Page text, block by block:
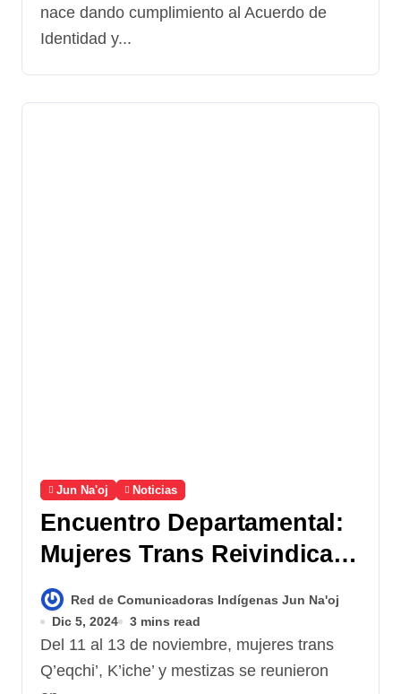
nace dando cumplimiento al Acuerdo de
Identidad y...
Jun Na'oj Noticias
Encuentro Departamental:
Mujeres Trans Reivindican
sus Derechos desde el
Autocuidado y la Sanación
Red de Comunicadoras Indígenas Jun Na'oj
Dic 5, 2024
3 mins read
Del 11 al 13 de noviembre, mujeres trans
Q’eqchi’, K’iche’ y mestizas se reunieron